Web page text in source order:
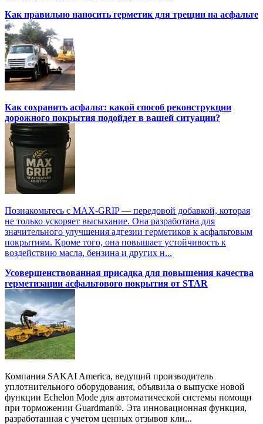
Как правильно наносить герметик для трещин на асфальте
Как сохранить асфальт: какой способ реконструкции
дорожного покрытия подойдет в вашей ситуации?
Познакомьтесь с MAX-GRIP — передовой добавкой, которая
не только ускоряет высыхание. Она разработана для
значительного улучшения адгезии герметиков к асфальтовым
покрытиям. Кроме того, она повышает устойчивость к
воздействию масла, бензина и других н...
Усовершенствованная присадка для повышения качества
герметизации асфальтового покрытия от STAR
Компания SAKAI America, ведущий производитель
уплотнительного оборудования, объявила о выпуске новой
функции Echelon Mode для автоматической системы помощи
при торможении Guardman®. Эта инновационная функция,
разработанная с учетом ценных отзывов кли...